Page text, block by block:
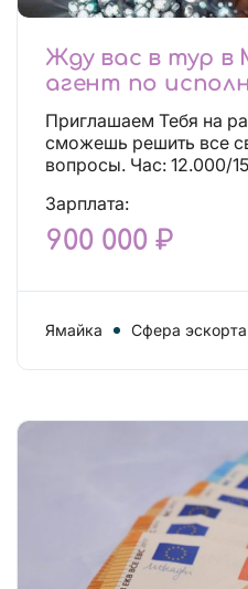
Жду вас в тур в
агент по
Приглашаем Тебя на
сможешь решить все
вопросы. Час:
Зарплата:
900 000 ₽
Ямайка Сфера эскорта